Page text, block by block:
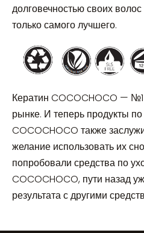
долговечностью своих
только самого лучшего.
Кератин COCOCHOCO —
рынке. И теперь продукты
COCOCHOCO также
желание использовать их
попробовали средства по
COCOCHOCO, пути назад
результата с другими